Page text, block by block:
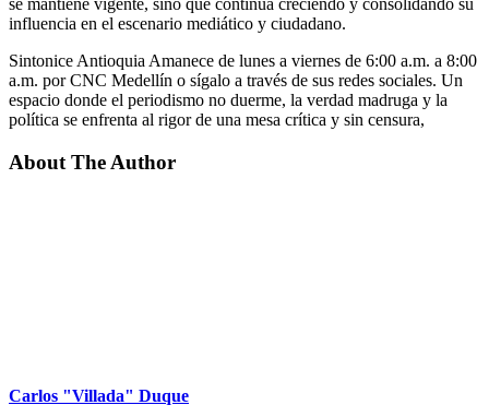
influencia en el escenario mediático y ciudadano.
Sintonice Antioquia Amanece de lunes a viernes de 6:00 a.m. a 8:00
a.m. por CNC Medellín o sígalo a través de sus redes sociales. Un
espacio donde el periodismo no duerme, la verdad madruga y la
política se enfrenta al rigor de una mesa crítica y sin censura,
About The Author
Carlos "Villada" Duque